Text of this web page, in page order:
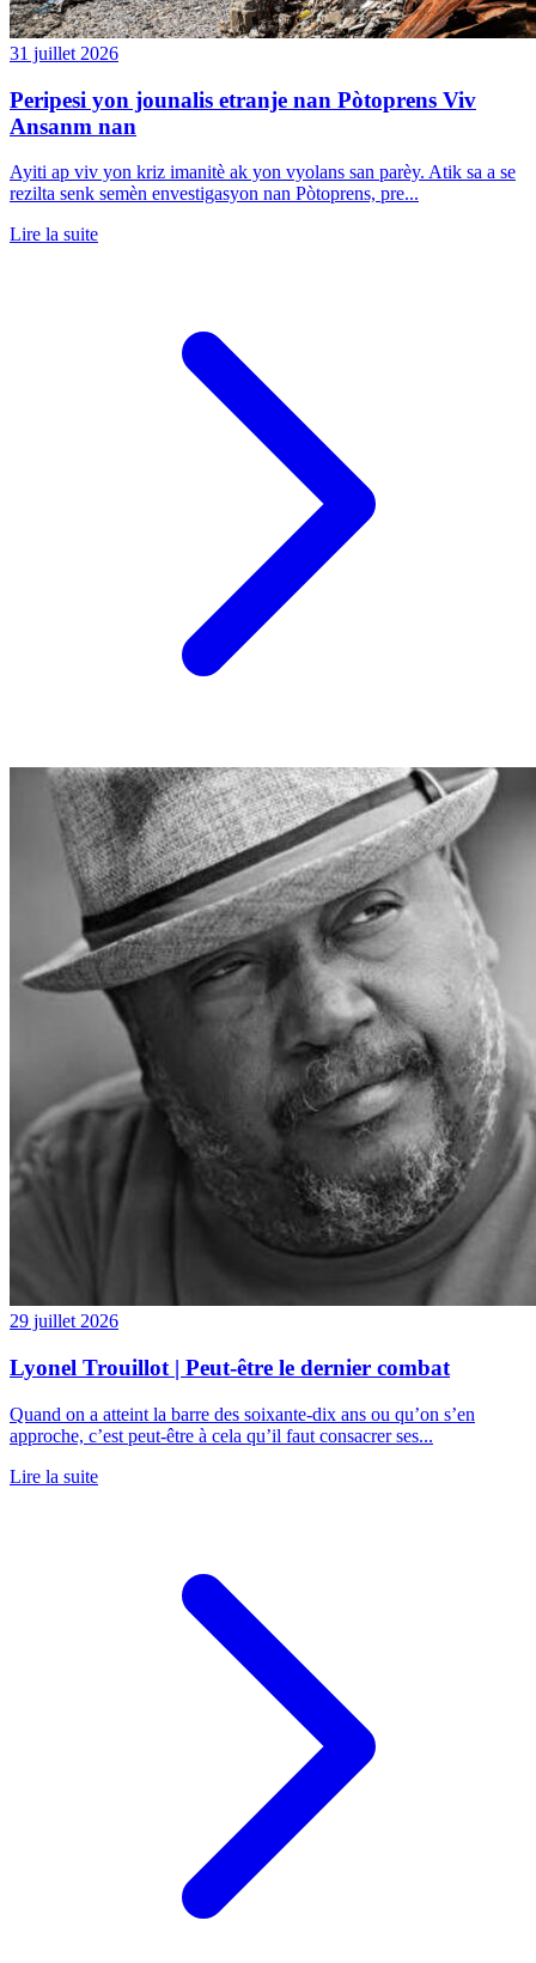
31 juillet 2026
Peripesi yon jounalis etranje nan Pòtoprens Viv
Ansanm nan
Ayiti ap viv yon kriz imanitè ak yon vyolans san parèy. Atik sa a se
rezilta senk semèn envestigasyon nan Pòtoprens, pre...
Lire la suite
29 juillet 2026
Lyonel Trouillot | Peut-être le dernier combat
Quand on a atteint la barre des soixante-dix ans ou qu’on s’en
approche, c’est peut-être à cela qu’il faut consacrer ses...
Lire la suite